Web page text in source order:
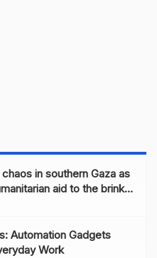
in southern Gaza as
aid to the brink
Automation Gadgets
Work